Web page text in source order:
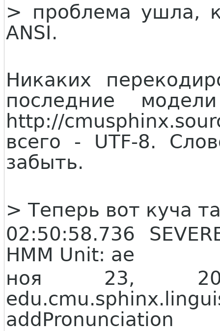
> проблема ушла,
ANSI.
Никаких
последние
http://
всего - UTF-8.
забыть.
> Теперь вот куча
02:50:58.736
HMM Unit: ae
ноя 23,
addPronunciation